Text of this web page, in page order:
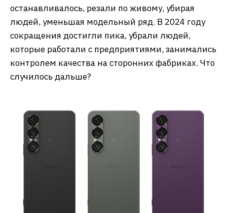
останавливалось, резали по живому, убирая
людей, уменьшая модельный ряд. В 2024 году
сокращения достигли пика, убрали людей,
которые работали с предприятиями, занимались
контролем качества на сторонних фабриках. Что
случилось дальше?